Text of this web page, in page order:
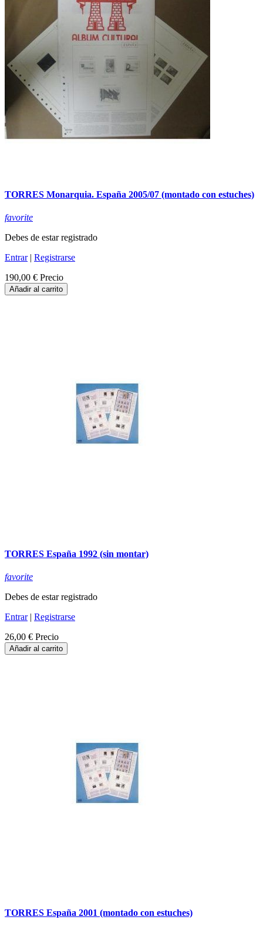
TORRES Monarquia. España 2005/07 (montado con estuches)
favorite
Debes de estar registrado
Entrar| Registrarse
190,00 € Precio
Añadir al carrito
TORRES España 1992 (sin montar)
favorite
Debes de estar registrado
Entrar| Registrarse
26,00 € Precio
Añadir al carrito
TORRES España 2001 (montado con estuches)